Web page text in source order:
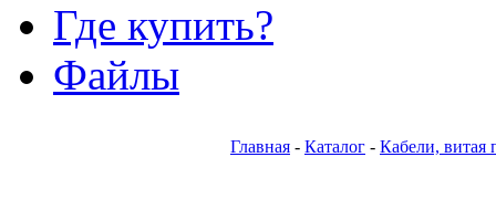
Где купить?
Файлы
Главная - Каталог - Кабели, витая